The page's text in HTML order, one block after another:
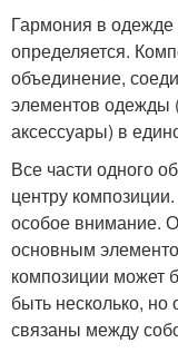
Гармония в
определяется.
объединение,
элементов одежды
аксессуары) в
Все части одного
центру
особое внимание.
основным
композиции может
быть несколько,
связаны между